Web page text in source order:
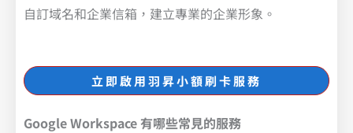
自訂域名和企業信箱，建立專業的企業形象。
立即啟用羽昇小額刷卡服務
Google Workspace 有哪些常見的服務